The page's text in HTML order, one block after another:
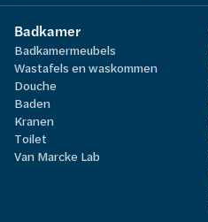
Badkamer
Badkamermeubels
Wastafels en waskommen
Douche
Baden
Kranen
Toilet
Van Marcke Lab